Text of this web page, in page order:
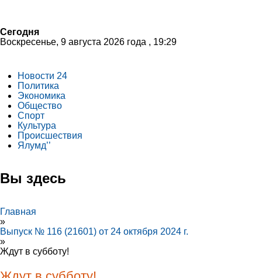
Сегодня
Воскресенье, 9 августа 2026 года , 19:29
Новости 24
Политика
Экономика
Общество
Спорт
Культура
Происшествия
Ялумд’’
Вы здесь
Главная
»
Выпуск № 116 (21601) от 24 октября 2024 г.
»
Ждут в субботу!